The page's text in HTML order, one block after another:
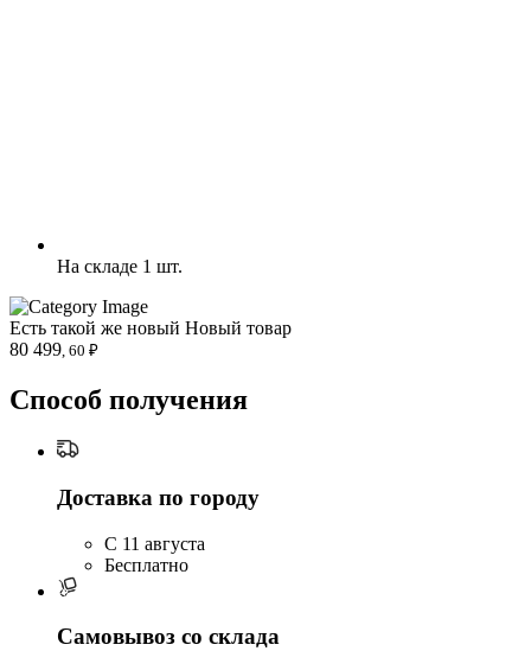
На складе 1 шт.
Есть такой же новый Новый товар
80 499, 60 ₽
Способ получения
Доставка по городу
C 11 августа
Бесплатно
Самовывоз со склада